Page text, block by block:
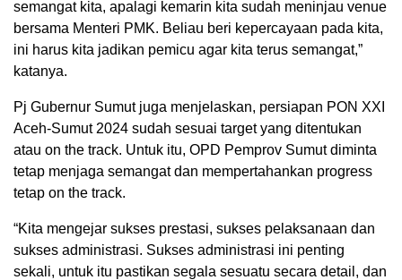
semangat kita, apalagi kemarin kita sudah meninjau venue
bersama Menteri PMK. Beliau beri kepercayaan pada kita,
ini harus kita jadikan pemicu agar kita terus semangat,”
katanya.
Pj Gubernur Sumut juga menjelaskan, persiapan PON XXI
Aceh-Sumut 2024 sudah sesuai target yang ditentukan
atau on the track. Untuk itu, OPD Pemprov Sumut diminta
tetap menjaga semangat dan mempertahankan progress
tetap on the track.
“Kita mengejar sukses prestasi, sukses pelaksanaan dan
sukses administrasi. Sukses administrasi ini penting
sekali, untuk itu pastikan segala sesuatu secara detail, dan